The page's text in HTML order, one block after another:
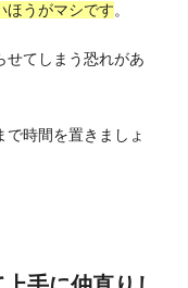
ほうがマシです。
せてしまう恐れがあ
で時間を置きましょ